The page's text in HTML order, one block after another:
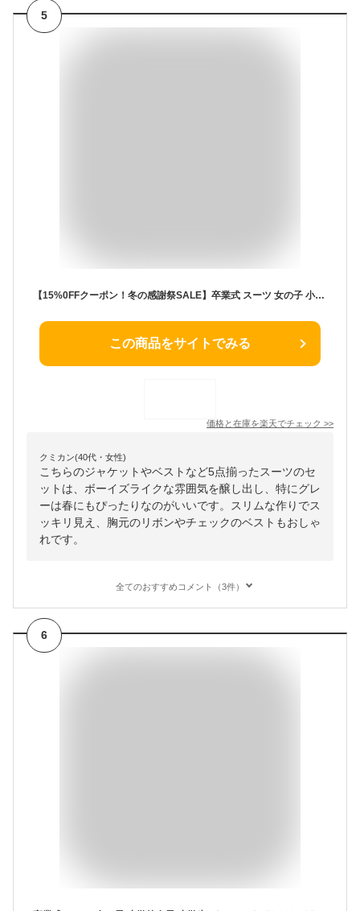
5
【15%0FFクーポン！冬の感謝祭SALE】卒業式 スーツ 女の子 小学校女子 小学生 パンツ 150 160 165cm パンツスーツ 5点セット (ジャケット ブラウス パンツ ベスト) 子供服 卒服 小学校卒業式スーツ 子供スーツ ジュニアスーツ フォーマル 結婚式 お受験 モニク
この商品をサイトでみる
価格と在庫を楽天でチェック >>
クミカン(40代・女性)
こちらのジャケットやベストなど5点揃ったスーツのセ
ットは、ボーイズライクな雰囲気を醸し出し、特にグレ
ーは春にもぴったりなのがいいです。スリムな作りでス
ッキリ見え、胸元のリボンやチェックのベストもおしゃ
れです。
全てのおすすめコメント（3件）
6